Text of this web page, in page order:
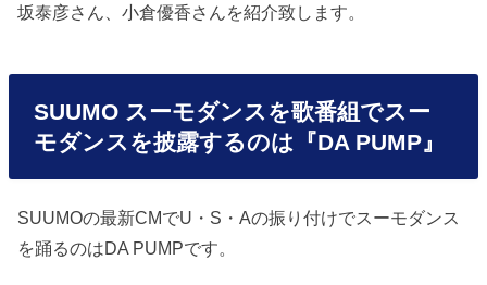
坂泰彦さん、小倉優香さんを紹介致します。
SUUMO スーモダンスを歌番組でスー
モダンスを披露するのは『DA PUMP』
SUUMOの最新CMでU・S・Aの振り付けでスーモダンス
を踊るのはDA PUMPです。